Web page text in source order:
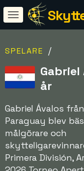
SPELARE /
år
Gabriel Ávalos från
Paraguay blev
målgörare och
Primera División,